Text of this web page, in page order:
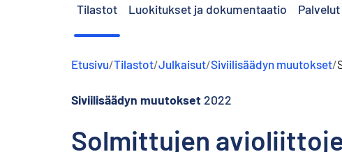
Tilastot Luokitukset ja dokumentaatio Palvelut
Etusivu/Tilastot/Julkaisut/Siviilisäädyn muutokset/
Siviilisäädyn muutokset 2022
Solmittujen